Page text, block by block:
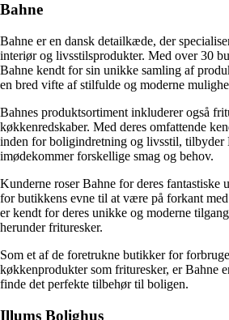
Bahne
Bahne er en dansk detailkæde, der
interiør og livsstilsprodukter. Med over 30
Bahne kendt for sin unikke samling af
en bred vifte af stilfulde og moderne
Bahnes produktsortiment inkluderer også
køkkenredskaber. Med deres omfattende
inden for boligindretning og livsstil, tilbyder
imødekommer forskellige smag og behov.
Kunderne roser Bahne for deres fantastiske
for butikkens evne til at være på forkant
er kendt for deres unikke og moderne
herunder frituresker.
Som et af de foretrukne butikker for
køkkenprodukter som frituresker, er Bahne
finde det perfekte tilbehør til boligen.
Illums Bolighus